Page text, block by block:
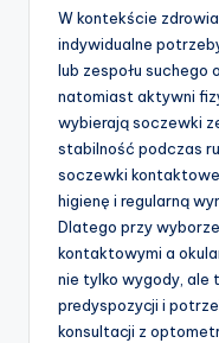
W kontekście
indywidualne
lub zespołu suchego
natomiast aktywni
wybierają soczewki
stabilność podczas
soczewki
higienę i regularną
Dlatego przy
kontaktowymi a
nie tylko wygody, ale
predyspozycji i
konsultacji z